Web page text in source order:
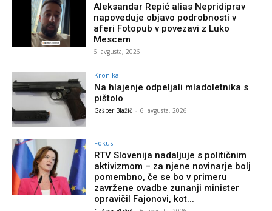
Aleksandar Repić alias Nepridiprav
napoveduje objavo podrobnosti v
aferi Fotopub v povezavi z Luko
Mescem
6. avgusta, 2026
Kronika
Na hlajenje odpeljali mladoletnika s
pištolo
Gašper Blažič - 6. avgusta, 2026
Fokus
RTV Slovenija nadaljuje s političnim
aktivizmom – za njene novinarje bolj
pomembno, če se bo v primeru
zavržene ovadbe zunanji minister
opravičil Fajonovi, kot...